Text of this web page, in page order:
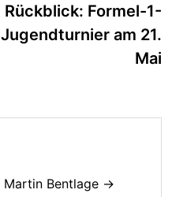
Rückblick: Formel-1-
Jugendturnier am 21.
Mai
Martin Bentlage →